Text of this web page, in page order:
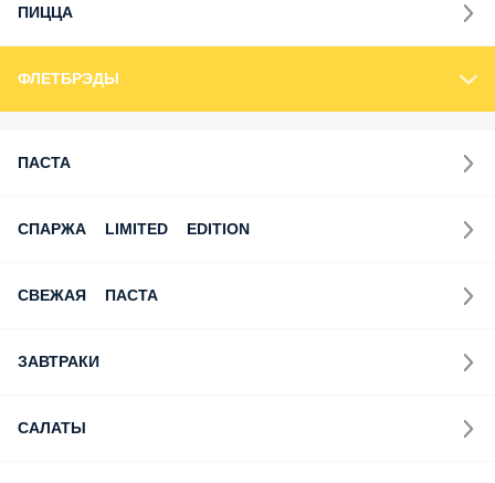
ПИЦЦА
ФЛЕТБРЭДЫ
ПАСТА
СПАРЖА LIMITED EDITION
СВЕЖАЯ ПАСТА
ЗАВТРАКИ
САЛАТЫ